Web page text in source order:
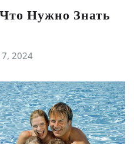
Нужно Знать
2024